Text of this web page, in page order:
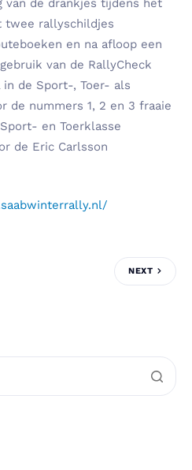
twee rallyschildjes
en na afloop een
van de RallyCheck
de Sport-, Toer- als
de nummers 1, 2 en 3 fraaie
en Toerklasse
de Eric Carlsson
NEXT